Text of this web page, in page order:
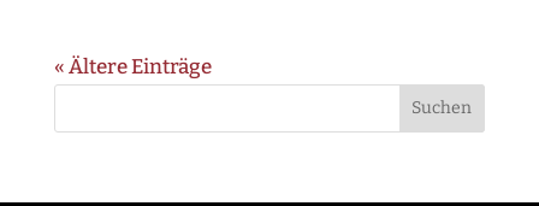
« Ältere Einträge